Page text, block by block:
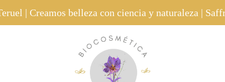
| Creamos belleza con ciencia y naturaleza |